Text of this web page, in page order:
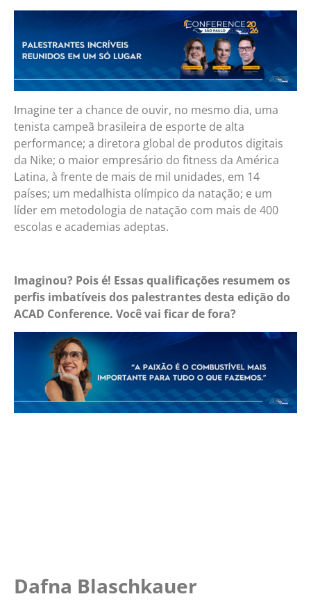
Imagine ter a chance de ouvir, no mesmo dia, uma
tenista campeã brasileira de esporte de alta
performance; a diretora global de produtos digitais
da Nike; o maior empresário do fitness da América
Latina, à frente de mais de mil unidades, em 14
países; um medalhista olímpico da natação; e um
líder em metodologia de natação com mais de 400
escolas e academias adeptas.
Imaginou? Pois é! Essas qualificações resumem os
perfis imbatíveis dos palestrantes desta edição do
ACAD Conference. Você vai ficar de fora?
Dafna Blaschkauer